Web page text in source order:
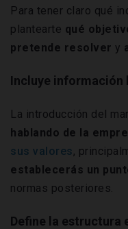
Para tener claro qué
plantearte qué
pretende resolver y
Incluye información
La introducción del
hablando de la
sus valores,
establecerás un
normas posteriores.
Define la estructura